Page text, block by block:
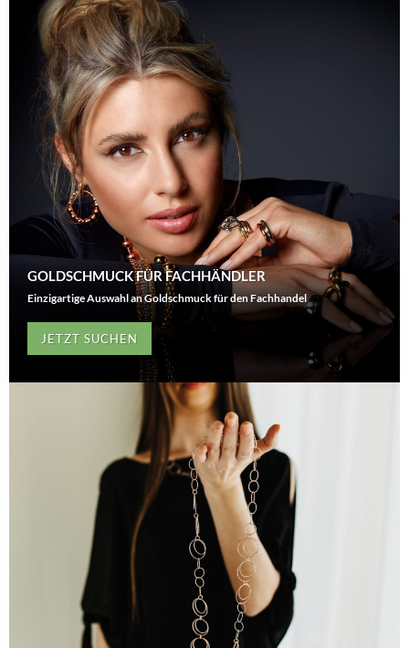
GOLDSCHMUCK FÜR FACHHÄNDLER
Einzigartige Auswahl an Goldschmuck für den Fachhandel
JETZT SUCHEN